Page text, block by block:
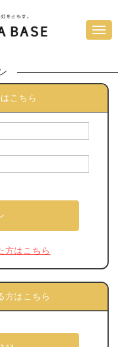
こちら
方はこちら
方はこちら